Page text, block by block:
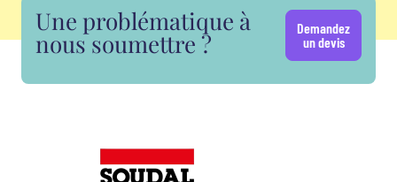
Une problématique à
nous soumettre ?
Demandez
un devis